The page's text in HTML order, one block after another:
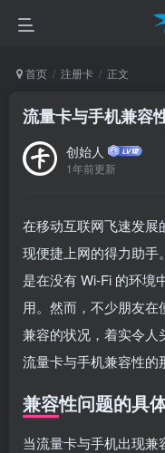
首页 注册卡 正文
流量卡与手机兼容
创始人
1年前更新
在移动互联网飞速发展
现便捷上网的得力助手
是在没有 Wi-Fi 的环境
用。然而，不少朋友
兼容的状况，着实令人
流量卡与手机兼容性的
兼容性问题的具
当流量卡与手机出现兼